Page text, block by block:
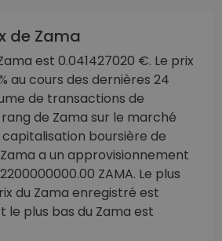
de Zama
est 0.041427020 €. Le prix
au cours des dernières 24
de transactions de
de Zama sur le marché
boursière de
Zama a un approvisionnement
ZAMA. Le plus
du Zama enregistré est
le plus bas du Zama est